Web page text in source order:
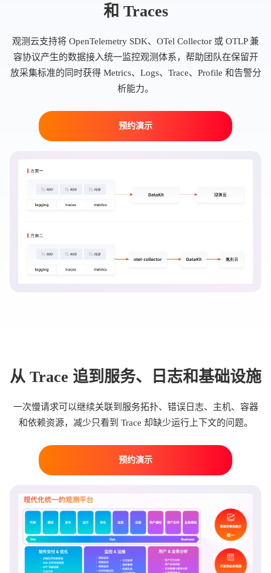
和 Traces
观测云支持将 OpenTelemetry SDK、OTel Collector 或 OTLP 兼
容协议产生的数据接入统一监控观测体系，帮助团队在保留开
放采集标准的同时获得 Metrics、Logs、Trace、Profile 和告警分
析能力。
预约演示
从 Trace 追到服务、日志和基础设施
一次慢请求可以继续关联到服务拓扑、错误日志、主机、容器
和依赖资源，减少只看到 Trace 却缺少运行上下文的问题。
预约演示